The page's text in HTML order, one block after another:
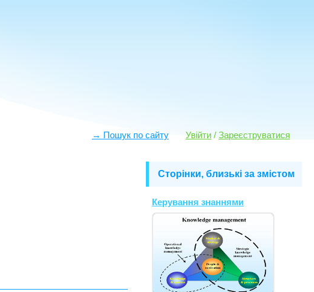
→ Пошук по сайту Увійти / Зареєструватися
Сторінки, близькі за змістом
Керування знаннями